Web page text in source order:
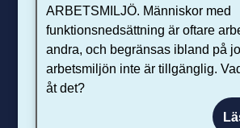
ARBETSMILJÖ. Människor med
funktionsnedsättning är oftare
andra, och begränsas ibland på
arbetsmiljön inte är tillgänglig.
åt det?